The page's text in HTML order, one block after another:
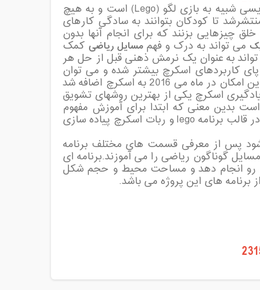
افرادی است که میخواهند با برنامهنویسی آشنا شوند. این برنامه نویسی شبیه به بازی لگو (Lego) است و به هیچ
نیاز به نوشتن یک خط برنامه نیست. اسکرچ در سال 2007 منتشرشد تا کودکان بتوانند به سادگی کارهای
چیزهایی بزنند که برای انجام آنها بدون
می تواند به درک و فهممسایل ریاضی کمک
تواند به عنوان یک نرمش ذهنی قبل از حل هر
کاربردهای اسکرچ بیشتر شده و می توان
برای یک دانش آموز ارتباط برقرار کرد .این امکان در ماه می 2016 به اسکرچ اضافه شد
اسکرچ یکی از بهترین روشهای تشویق
بدین معنی که ابتدا برای آموزش مفهوم
ریاضی از اسکرچ کمک گرفت و سپس مفهوم ریاضی آموخته شده را در قالب برنامه lego و ربات اسکرچ پیاده سازی
پس از معرفی قسمت های مختلف برنامه
گوناگون ریاضی را می آموزند.برنامه ای
رو انجام دهد و مساحت محیط و حجم شکل
های این پروژه می باشد.